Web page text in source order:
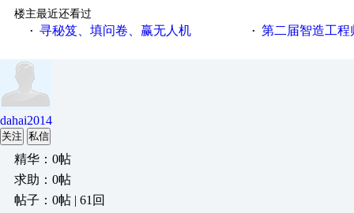
楼主最近还看过
· 寻秘笈、填问卷、赢无人机 · 第二届智造工程师节
dahai2014
关注 私信
精华：0帖
求助：0帖
帖子：0帖 | 61回